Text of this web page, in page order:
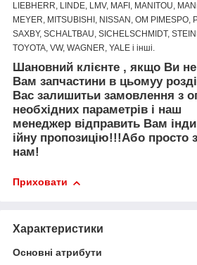
LIEBHERR, LINDE, LMV, MAFI, MANITOU,
MEYER, MITSUBISHI, NISSAN, OM PIMESPO,
SAXBY, SCHALTBAU, SICHELSCHMIDT,
TOYOTA, VW, WAGNER, YALE і інші.
Шановний клієнте , якщо Ви
Вам запчастини в цьомуу
Вас залишитьи замовлення з
необхідних параметрів і наш
менеджер відправить Вам і
ійну пропозицію!!!Або просто
нам!
Приховати
Характеристики
Основні атрибути